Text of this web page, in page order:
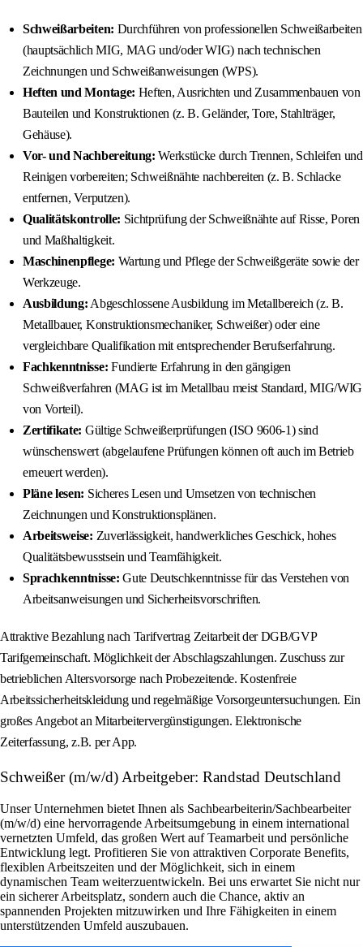
Schweißarbeiten: Durchführen von professionellen Schweißarbeiten
(hauptsächlich MIG, MAG und/oder WIG) nach technischen
Zeichnungen und Schweißanweisungen (WPS).
Heften und Montage: Heften, Ausrichten und Zusammenbauen von
Bauteilen und Konstruktionen (z. B. Geländer, Tore, Stahlträger,
Gehäuse).
Vor- und Nachbereitung: Werkstücke durch Trennen, Schleifen und
Reinigen vorbereiten; Schweißnähte nachbereiten (z. B. Schlacke
entfernen, Verputzen).
Qualitätskontrolle: Sichtprüfung der Schweißnähte auf Risse, Poren
und Maßhaltigkeit.
Maschinenpflege: Wartung und Pflege der Schweißgeräte sowie der
Werkzeuge.
Ausbildung: Abgeschlossene Ausbildung im Metallbereich (z. B.
Metallbauer, Konstruktionsmechaniker, Schweißer) oder eine
vergleichbare Qualifikation mit entsprechender Berufserfahrung.
Fachkenntnisse: Fundierte Erfahrung in den gängigen
Schweißverfahren (MAG ist im Metallbau meist Standard, MIG/WIG
von Vorteil).
Zertifikate: Gültige Schweißerprüfungen (ISO 9606-1) sind
wünschenswert (abgelaufene Prüfungen können oft auch im Betrieb
erneuert werden).
Pläne lesen: Sicheres Lesen und Umsetzen von technischen
Zeichnungen und Konstruktionsplänen.
Arbeitsweise: Zuverlässigkeit, handwerkliches Geschick, hohes
Qualitätsbewusstsein und Teamfähigkeit.
Sprachkenntnisse: Gute Deutschkenntnisse für das Verstehen von
Arbeitsanweisungen und Sicherheitsvorschriften.
Attraktive Bezahlung nach Tarifvertrag Zeitarbeit der DGB/GVP
Tarifgemeinschaft. Möglichkeit der Abschlagszahlungen. Zuschuss zur
betrieblichen Altersvorsorge nach Probezeitende. Kostenfreie
Arbeitssicherheitskleidung und regelmäßige Vorsorgeuntersuchungen. Ein
großes Angebot an Mitarbeitervergünstigungen. Elektronische
Zeiterfassung, z.B. per App.
Schweißer (m/w/d) Arbeitgeber: Randstad Deutschland
Unser Unternehmen bietet Ihnen als Sachbearbeiterin/Sachbearbeiter
(m/w/d) eine hervorragende Arbeitsumgebung in einem international
vernetzten Umfeld, das großen Wert auf Teamarbeit und persönliche
Entwicklung legt. Profitieren Sie von attraktiven Corporate Benefits,
flexiblen Arbeitszeiten und der Möglichkeit, sich in einem
dynamischen Team weiterzuentwickeln. Bei uns erwartet Sie nicht nur
ein sicherer Arbeitsplatz, sondern auch die Chance, aktiv an
spannenden Projekten mitzuwirken und Ihre Fähigkeiten in einem
unterstützenden Umfeld auszubauen.